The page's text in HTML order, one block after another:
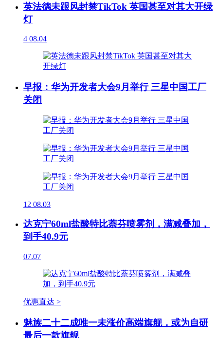
英法德未跟风封禁TikTok 英国甚至对其大开绿
灯
4 08.04
早报：华为开发者大会9月举行 三星中国工厂
关闭
12 08.03
达克宁60ml盐酸特比萘芬喷雾剂，满减叠加，
到手40.9元
07.07
优惠直达 >
魅族二十二成唯一未涨价高端旗舰，或为自研
最后一款旗舰